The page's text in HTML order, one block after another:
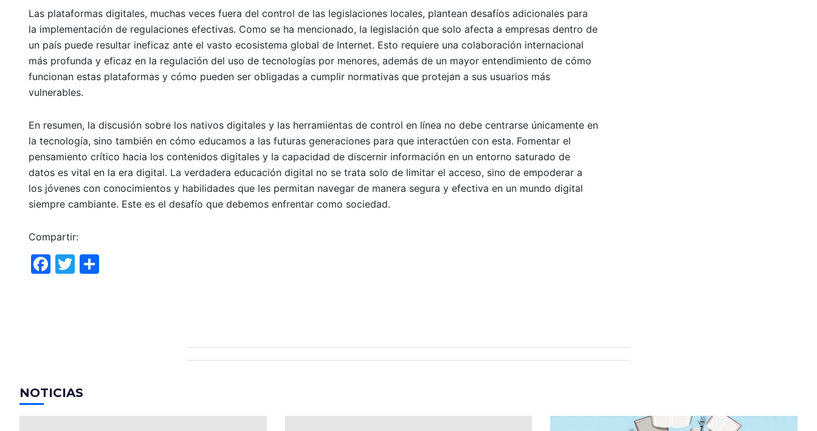
Las plataformas digitales, muchas veces fuera del control de las legislaciones locales, plantean desafíos adicionales para
la implementación de regulaciones efectivas. Como se ha mencionado, la legislación que solo afecta a empresas dentro de
un país puede resultar ineficaz ante el vasto ecosistema global de Internet. Esto requiere una colaboración internacional
más profunda y eficaz en la regulación del uso de tecnologías por menores, además de un mayor entendimiento de cómo
funcionan estas plataformas y cómo pueden ser obligadas a cumplir normativas que protejan a sus usuarios más
vulnerables.
En resumen, la discusión sobre los nativos digitales y las herramientas de control en línea no debe centrarse únicamente en
la tecnología, sino también en cómo educamos a las futuras generaciones para que interactúen con esta. Fomentar el
pensamiento crítico hacia los contenidos digitales y la capacidad de discernir información en un entorno saturado de
datos es vital en la era digital. La verdadera educación digital no se trata solo de limitar el acceso, sino de empoderar a
los jóvenes con conocimientos y habilidades que les permitan navegar de manera segura y efectiva en un mundo digital
siempre cambiante. Este es el desafío que debemos enfrentar como sociedad.
Compartir:
F
k
T
NOTICIAS